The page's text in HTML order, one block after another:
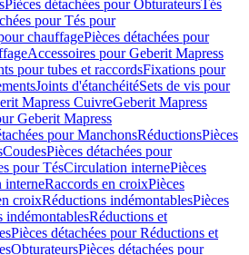
Pièces détachées pour ObturateursTés
pour Tés pour
chauffagePièces détachées pour
Accessoires pour Geberit Mapress
pour tubes et raccordsFixations pour
Joints d'étanchéitéSets de vis pour
Mapress CuivreGeberit Mapress
Geberit Mapress
pour ManchonsRéductionsPièces
CoudesPièces détachées pour
pour TésCirculation internePièces
interneRaccords en croixPièces
croixRéductions indémontablesPièces
indémontablesRéductions et
Pièces détachées pour Réductions et
ObturateursPièces détachées pour